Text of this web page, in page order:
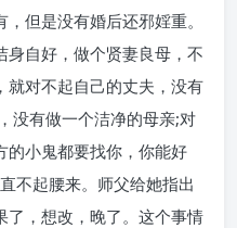
但是没有婚后还邪婬重。
身自好，做个贤妻良母，不
就对不起自己的丈夫，没有
没有做一个洁净的母亲;对
的小鬼都要找你，你能好
不起腰来。师父给她指出
了，想改，晚了。这个事情